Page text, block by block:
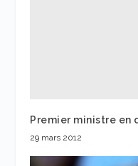
Premier ministre en
29 mars 2012